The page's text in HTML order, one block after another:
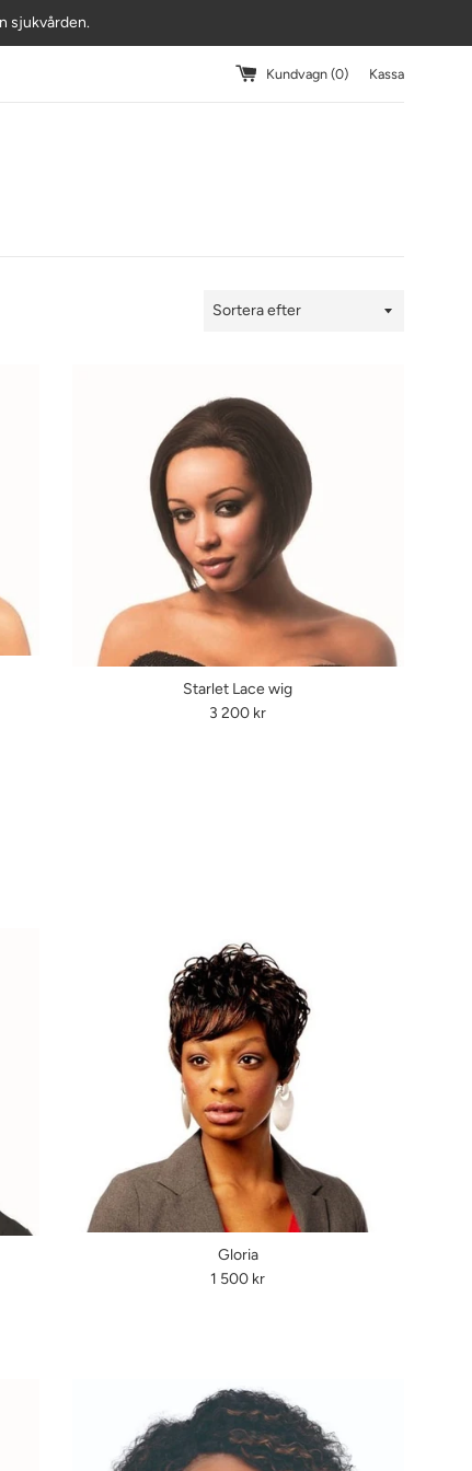
sjukvården.
Kundvagn (0) Kassa
Sortering
Starlet Lace wig
Ordinarie
3 200 kr
Gloria
Ordinarie
1 500 kr